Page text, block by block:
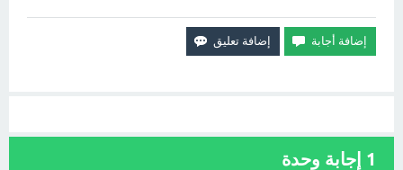
1 إجابة وحدة